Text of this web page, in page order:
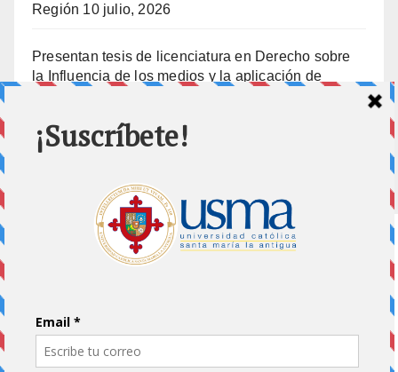
Región 10 julio, 2026
Presentan tesis de licenciatura en Derecho sobre
la Influencia de los medios y la aplicación de